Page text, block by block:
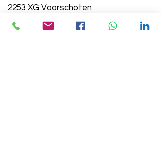
2253 XG Voorschoten
www.gezondheidscentrumnoordhofland.nl